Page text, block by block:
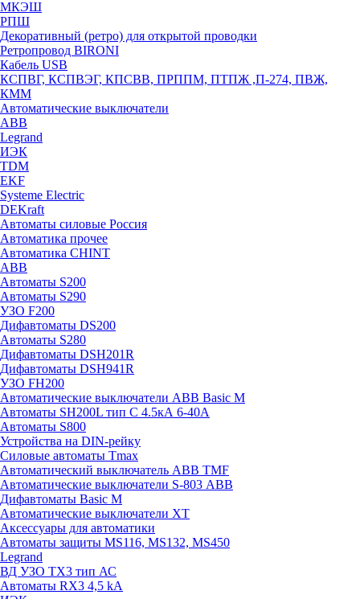
МКЭШ
РПШ
Декоративный (ретро) для открытой проводки
Ретропровод BIRONI
Кабель USB
КСПВГ, КСПВЭГ, КПСВВ, ПРППМ, ПТПЖ ,П-274, ПВЖ,
КММ
Автоматические выключатели
ABB
Legrand
ИЭК
TDM
EKF
Systeme Electric
DEKraft
Автоматы силовые Россия
Автоматика прочее
Автоматика CHINT
ABB
Автоматы S200
Автоматы S290
УЗО F200
Дифавтоматы DS200
Автоматы S280
Дифавтоматы DSH201R
Дифавтоматы DSH941R
УЗО FH200
Автоматические выключатели ABB Basic M
Автоматы SH200L тип С 4.5кА 6-40А
Автоматы S800
Устройства на DIN-рейку
Силовые автоматы Tmax
Автоматический выключатель ABB TMF
Автоматические выключатели S-803 АВВ
Дифавтоматы Basic M
Автоматические выключатели XT
Аксессуары для автоматики
Автоматы защиты MS116, MS132, MS450
Legrand
ВД УЗО TX3 тип АС
Автоматы RX3 4,5 kA